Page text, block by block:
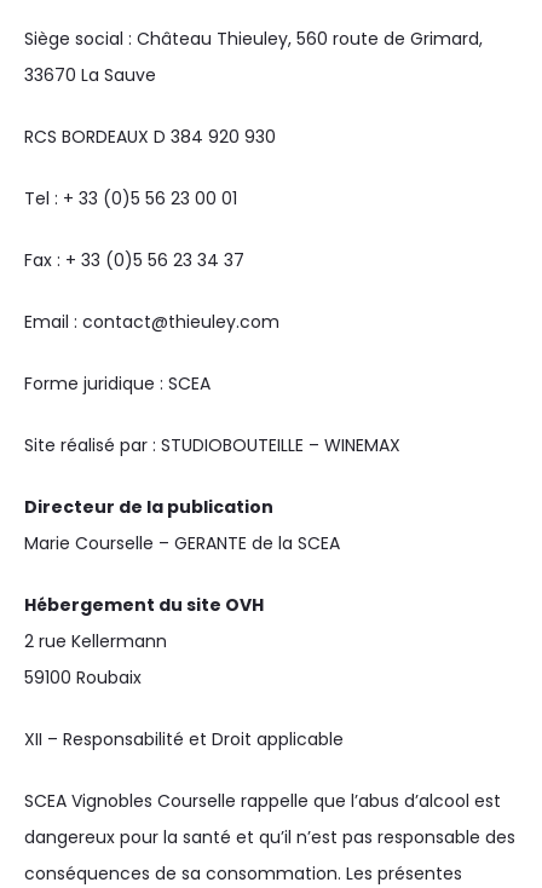
Siège social : Château Thieuley, 560 route de Grimard,
33670 La Sauve
RCS BORDEAUX D 384 920 930
Tel : + 33 (0)5 56 23 00 01
Fax : + 33 (0)5 56 23 34 37
Email : contact@thieuley.com
Forme juridique : SCEA
Site réalisé par : STUDIOBOUTEILLE – WINEMAX
Directeur de la publication
Marie Courselle – GERANTE de la SCEA
Hébergement du site OVH
2 rue Kellermann
59100 Roubaix
XII – Responsabilité et Droit applicable
SCEA Vignobles Courselle rappelle que l’abus d’alcool est
dangereux pour la santé et qu’il n’est pas responsable des
conséquences de sa consommation. Les présentes